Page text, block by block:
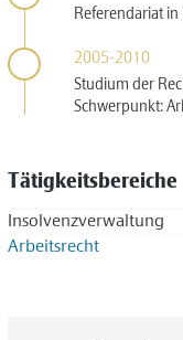
Referendariat in
2005-2010
Studium der
Schwerpunkt:
Tätigkeitsbereiche
Insolvenzverwaltung
Arbeitsrecht